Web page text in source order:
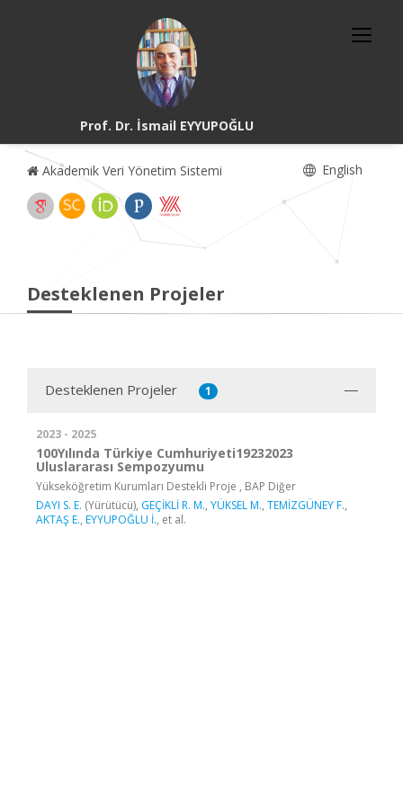
Prof. Dr. İsmail EYYUPOĞLU
Akademik Veri Yönetim Sistemi English
Desteklenen Projeler
Desteklenen Projeler 1
2023 - 2025
100Yılında Türkiye Cumhuriyeti19232023
Uluslararası Sempozyumu
Yükseköğretim Kurumları Destekli Proje , BAP Diğer
DAYI S. E. (Yürütücü), GEÇİKLİ R. M., YÜKSEL M., TEMİZGÜNEY F.,
AKTAŞ E., EYYUPOĞLU İ., et al.